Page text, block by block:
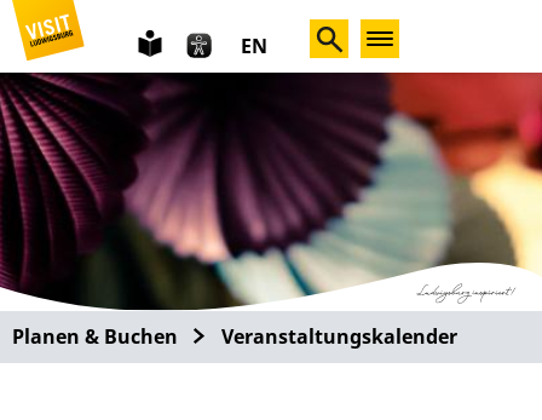
leichte
Sprache
EN
Planen & Buchen Veranstaltungskalender